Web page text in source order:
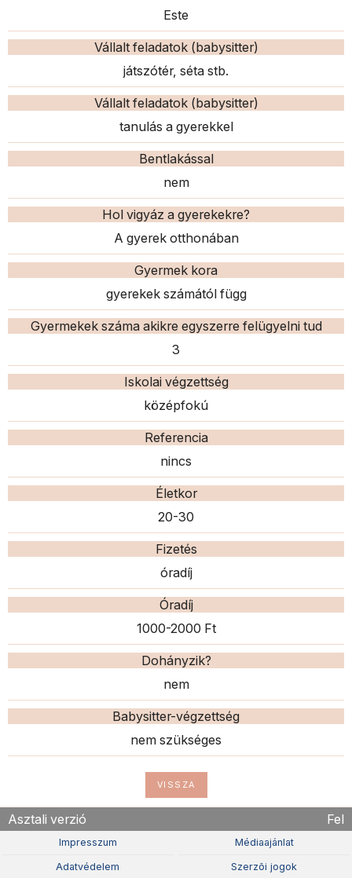
Este
Vállalt feladatok (babysitter)
játszótér, séta stb.
Vállalt feladatok (babysitter)
tanulás a gyerekkel
Bentlakással
nem
Hol vigyáz a gyerekekre?
A gyerek otthonában
Gyermek kora
gyerekek számától függ
Gyermekek száma akikre egyszerre felügyelni tud
3
Iskolai végzettség
középfokú
Referencia
nincs
Életkor
20-30
Fizetés
óradíj
Óradíj
1000-2000 Ft
Dohányzik?
nem
Babysitter-végzettség
nem szükséges
VISSZA
Asztali verzió Fel
Impresszum Médiaajánlat
Adatvédelem Szerzõi jogok